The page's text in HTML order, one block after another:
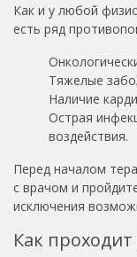
Как и у любой
есть ряд
Тяжелые
Наличие
Острая
воздействия.
Перед началом
с врачом и
исключения
Как